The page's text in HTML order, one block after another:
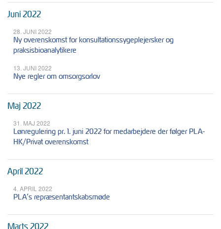
Juni 2022
28. JUNI 2022
Ny overenskomst for konsultationssygeplejersker og
praksisbioanalytikere
13. JUNI 2022
Nye regler om omsorgsorlov
Maj 2022
31. MAJ 2022
Lønregulering pr. 1. juni 2022 for medarbejdere der følger PLA-
HK/Privat overenskomst
April 2022
4. APRIL 2022
PLA’s repræsentantskabsmøde
Marts 2022